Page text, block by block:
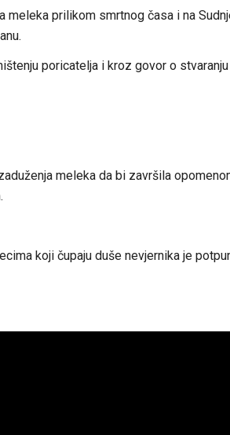
meleka prilikom smrtnog časa i na
poricatelja i kroz govor o
meleka da bi završila
koji čupaju duše nevjernika je